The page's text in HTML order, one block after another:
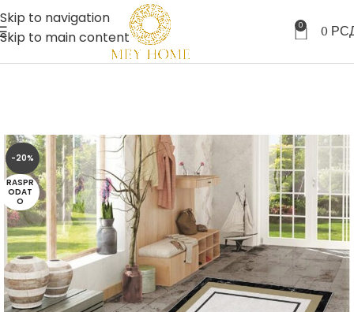
Skip to navigation
Skip to main content
0 0
-20%
RASPR
ODAT
O